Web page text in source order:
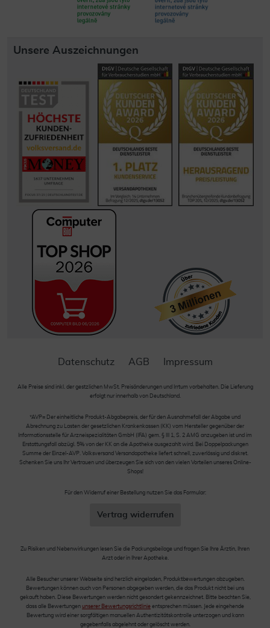
Unsere Auszeichnungen
Datenschutz AGB Impressum
Alle Preise sind inkl. der gestzlichen MwSt. Preisänderungen und Irrtum vorbehalten. Die Lieferung
erfolgt nur innerhalb von Deutschland.
*AVP= Der einheitliche Produkt-Abgabepreis, der für den Ausnahmefall der Abgabe und
Abrechnung zu Lasten der gesetzlichen Krankenkassen (KK) vom Hersteller gegenüber der
Informationsstelle für Arzneispezialitäten GmbH (IFA) gem. § III 1, S. 2 AMG anzugeben ist und im
Erstattungsfall abzügl. 5% von der KK an die Apotheke ausgezahlt wird. Bei Doppelpackungen
Summe der Einzel-AVP. Volksversand Versandapotheke liefert schnell, zuverlässig und diskret.
Schenken Sie uns Ihr Vertrauen und überzeugen Sie sich von den vielen Vorteilen unseres Online-
Shops!
Für den Widerruf einer Bestellung nutzen Sie das Formular:
Vertrag widerrufen
Zu Risiken und Nebenwirkungen lesen Sie die Packungsbeilage und fragen Sie Ihre Ärztin, Ihren
Arzt oder in Ihrer Apotheke.
Alle Besucher unserer Webseite sind herzlich eingeladen, Produktbewertungen abzugeben.
Bewertungen können auch von Personen abgegeben werden, die das Produkt nicht bei uns
gekauft haben. Diese Bewertungen werden nicht gesondert gekennzeichnet. Bitte beachten Sie,
dass alle Bewertungen unserer Bewertungsrichtlinie entsprechen müssen. Jede eingehende
Bewertung wird einer sorgfältigen manuellen Authentizitätskontrolle unterzogen und kann
gegebenfalls abgelehnt oder gelöscht werden.